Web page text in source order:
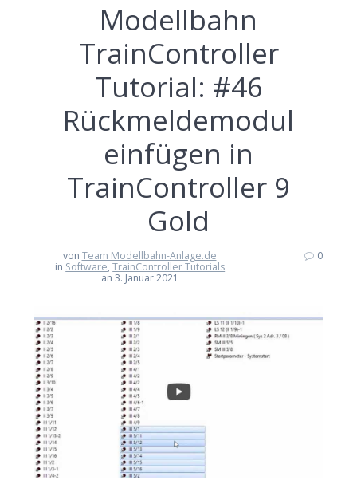
Modellbahn
TrainController
Tutorial: #46
Rückmeldemodul
einfügen in
TrainController 9
Gold
von Team Modellbahn-Anlage.de
in Software,TrainController Tutorials
an 3. Januar 2021
0